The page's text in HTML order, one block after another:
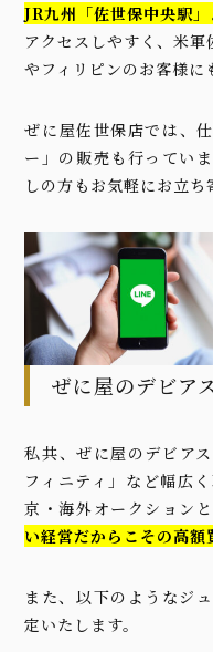
JR九州「佐世保中央駅
アクセスしやすく、米
やフィリピンのお客様に
ぜに屋佐世保店では、
ー」の販売も行ってい
しの方もお気軽にお立ち
ぜに屋のデビア
私共、ぜに屋のデビア
フィニティ」など幅広
京・海外オークション
い経営だからこその高額
また、以下のようなジ
定いたします。